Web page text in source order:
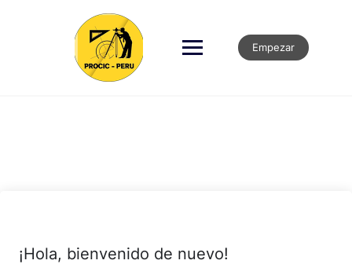
Empezar
¡Hola, bienvenido de nuevo!